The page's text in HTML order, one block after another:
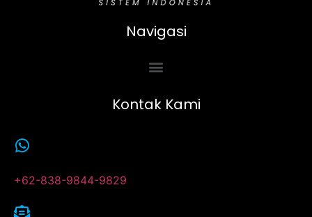
Navigasi
Kontak Kami
+62-838-9844-9829